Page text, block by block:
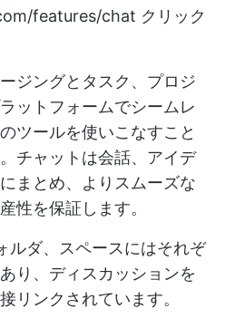
features/chat クリック
ジングとタスク、プロジ
ットフォームでシームレ
ツールを使いこなすこと
チャットは会話、アイデ
まとめ、よりスムーズな
性を保証します。
ルダ、スペースにはそれぞ
り、ディスカッションを
リンクされています。